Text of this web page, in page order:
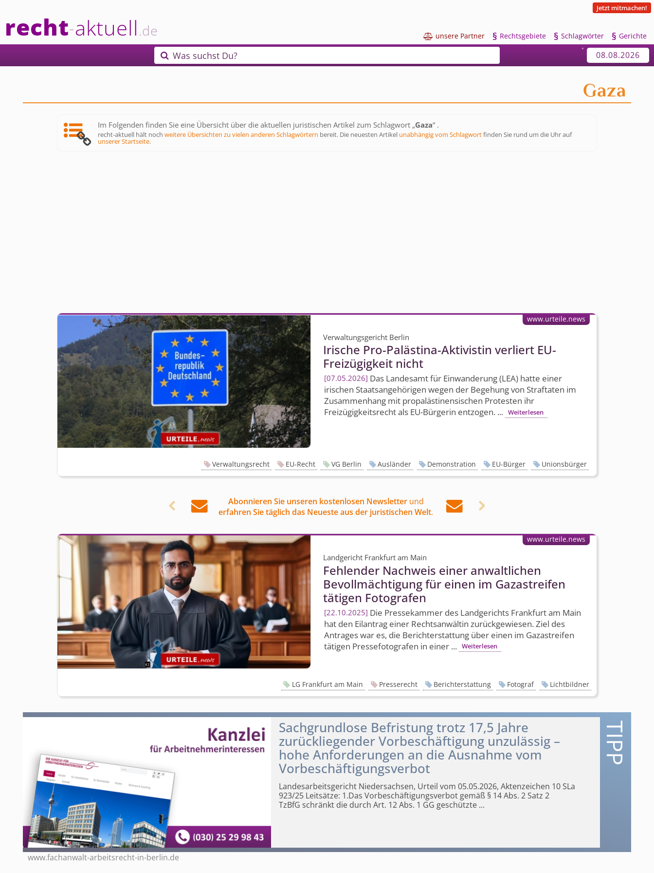
recht-aktuell.de
Jetzt mitmachen!
 unsere Partner § Rechtsgebiete § Schlagwörter § Gerichte
 Was suchst Du? 08.08.2026
Gaza
Im Folgenden finden Sie eine Übersicht über die aktuellen juristischen Artikel zum Schlagwort „Gaza“ .
recht-aktuell hält nochweitere Übersichten zu vielen anderen Schlagwörtern bereit. Die neuesten Artikel unabhängig vom Schlagwortfinden Sie rund um die Uhr auf
unserer Startseite.
Verwaltungsgericht Berlin
Irische Pro-Palästina-Aktivistin verliert EU-
Freizügigkeit nicht
07.05.2026 Das Landesamt für Einwanderung (LEA) hatte einer
irischen Staatsangehörigen wegen der Begehung von Straftaten im
Zusammenhang mit propalästi­nensischen Protesten ihr
Freizügigkeitsrecht als EU-Bürgerin entzogen. ... Weiterlesen
www.urteile.news
Verwaltungsrecht EU-Recht VG Berlin Ausländer Demonstration EU-Bürger Unionsbürger
  Abonnieren Sie unseren kostenlosen Newsletterund
erfahren Sie täglich das Neueste aus der juristischen Welt.  
Landgericht Frankfurt am Main
Fehlender Nachweis einer anwaltlichen
Bevollmächtigung für einen im Gazastreifen
tätigen Fotografen
22.10.2025 Die Pressekammer des Landgerichts Frankfurt am Main
hat den Eilantrag einer Rechtsanwältin zurückgewiesen. Ziel des
Antrages war es, die Berichterstattung über einen im Gazastreifen
tätigen Pressefotografen in einer ... Weiterlesen
www.urteile.news
LG Frankfurt am Main Presserecht Berichterstattung Fotograf Lichtbildner
Sachgrundlose Befristung trotz 17,5 Jahre
zurückliegender Vorbeschäftigung unzulässig –
hohe Anforderungen an die Ausnahme vom
Vorbeschäf­tigungsverbot
Landesarbeits­gericht Niedersachsen, Urteil vom 05.05.2026, Aktenzeichen 10 SLa
923/25 Leitsätze: 1.Das Vorbeschäf­tigungsverbot gemäß § 14 Abs. 2 Satz 2
TzBfG schränkt die durch Art. 12 Abs. 1 GG geschützte...
www.fachanwalt-arbeitsrecht-in-berlin.de